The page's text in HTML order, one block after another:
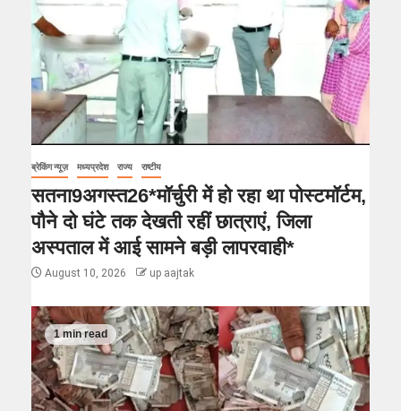
ब्रेकिंग न्यूज़ मध्यप्रदेश राज्य राष्टीय
सतना9अगस्त26*मॉर्चुरी में हो रहा था पोस्टमॉर्टम,
पौने दो घंटे तक देखती रहीं छात्राएं, जिला
अस्पताल में आई सामने बड़ी लापरवाही*
August 10, 2026 up aajtak
1 min read